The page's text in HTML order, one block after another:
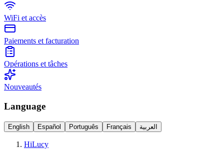
WiFi et accès
Paiements et facturation
Opérations et tâches
Nouveautés
Language
English Español Português Français العربية
HiLucy